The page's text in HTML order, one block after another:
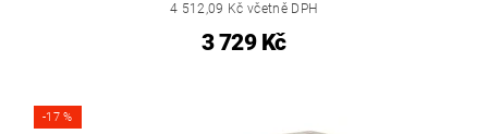
4 512,09 Kč včetně DPH
3 729 Kč
-17 %